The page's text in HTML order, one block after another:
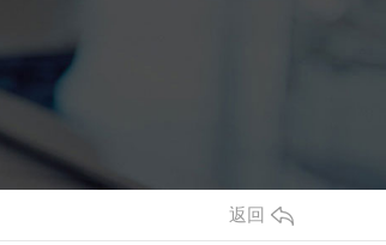
内蒙古无油空压机
鄂尔多斯无油空压机
离心式鼓风机
柴油移动螺杆机
疑难解答
其他
返回